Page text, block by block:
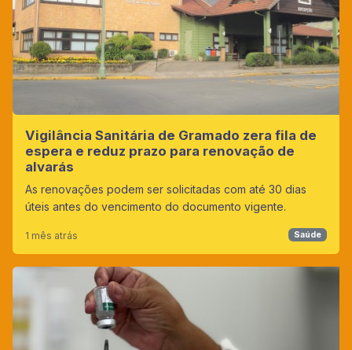
Vigilância Sanitária de Gramado zera fila de
espera e reduz prazo para renovação de
alvarás
As renovações podem ser solicitadas com até 30 dias
úteis antes do vencimento do documento vigente.
1 mês atrás Saúde